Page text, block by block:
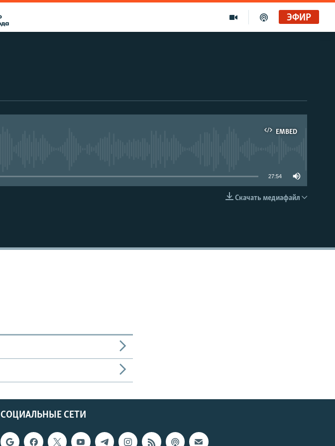
ЭФИР
EMBED
EMBED
27:54
Скачать медиафайл
СОЦИАЛЬНЫЕ СЕТИ